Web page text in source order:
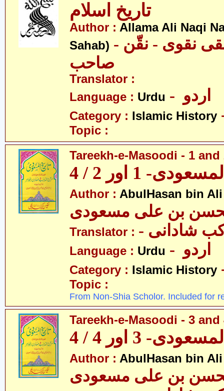
تاریخ اسلام
Author : Allama Ali Naqi
Sahab) - علامہ علی نقی نقوی - نقّن
صاحب
Translator :
Language : Urdu
Category : Islamic History
Topic :
Tareekh-e-Masoodi - 1 and
1 اور 2 / 4
Author : AbulHasan bin
Translator : شادانی
Language : Urdu
Category : Islamic History
Topic :
From Non-Shia Scholor. Included for
Tareekh-e-Masoodi - 3 and
3 اور 4 / 4
Author : AbulHasan bin